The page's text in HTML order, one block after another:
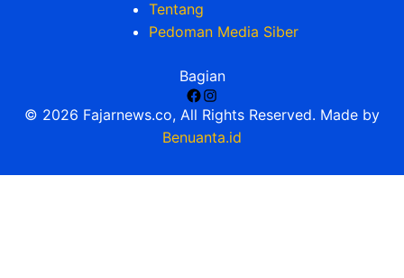
Tentang
Pedoman Media Siber
Bagian
Facebook
Instagram
© 2026 Fajarnews.co, All Rights Reserved. Made by
Benuanta.id